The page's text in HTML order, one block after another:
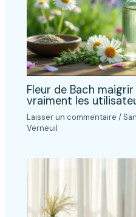
Fleur de Bach
vraiment les
Laisser un commentaire /
Verneuil